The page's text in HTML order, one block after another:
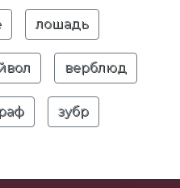
лошадь
верблюд
зубр